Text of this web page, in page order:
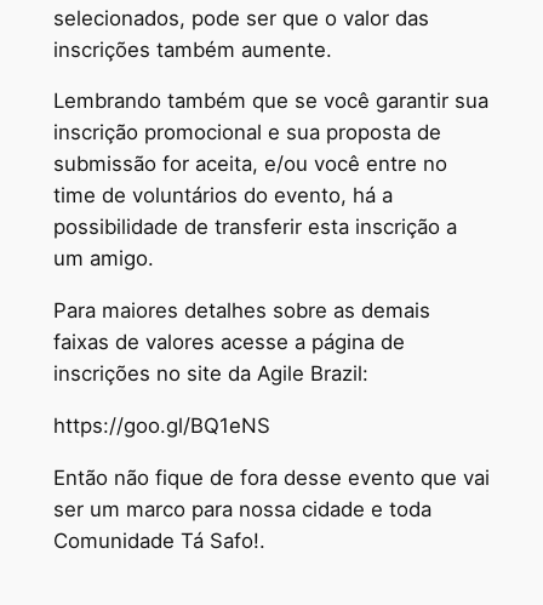
selecionados, pode ser que o valor das
inscrições também aumente.
Lembrando também que se você garantir sua
inscrição promocional e sua proposta de
submissão for aceita, e/ou você entre no
time de voluntários do evento, há a
possibilidade de transferir esta inscrição a
um amigo.
Para maiores detalhes sobre as demais
faixas de valores acesse a página de
inscrições no site da Agile Brazil:
https://goo.gl/BQ1eNS
Então não fique de fora desse evento que vai
ser um marco para nossa cidade e toda
Comunidade Tá Safo!.